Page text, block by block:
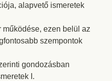
alapvető ismeretek
működése, ezen belül az
szempontok
gondozásban
I.